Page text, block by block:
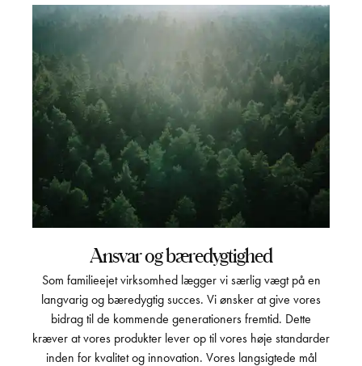
Ansvar og bæredygtighed
Som familieejet virksomhed lægger vi særlig vægt på en
langvarig og bæredygtig succes. Vi ønsker at give vores
bidrag til de kommende generationers fremtid. Dette
kræver at vores produkter lever op til vores høje standarder
inden for kvalitet og innovation. Vores langsigtede mål